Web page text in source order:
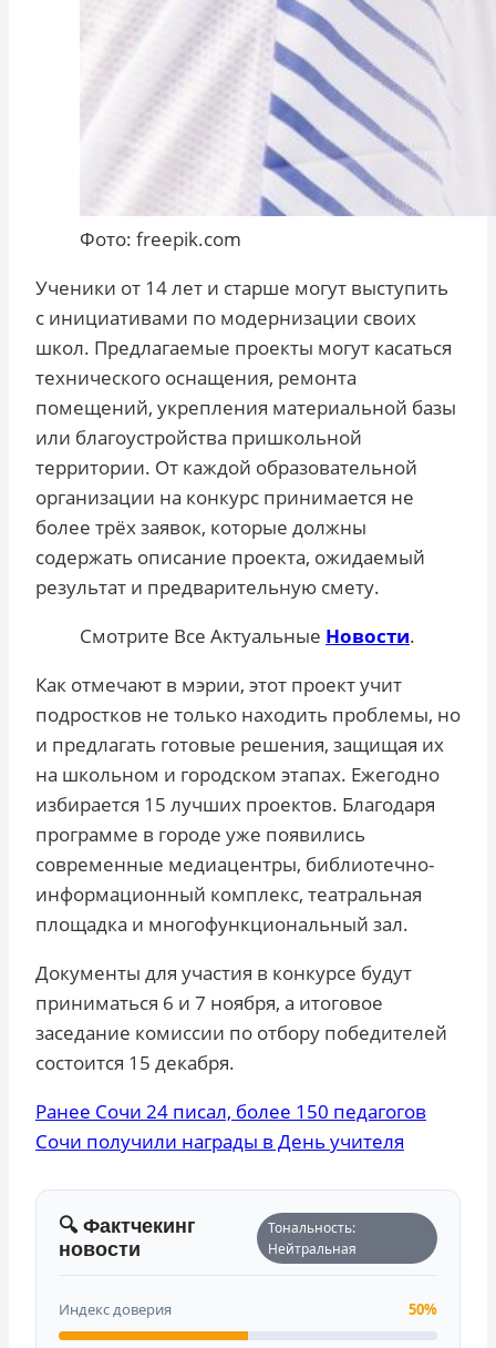
Фото: freepik.com
Ученики от 14 лет и старше могут выступить
с инициативами по модернизации своих
школ. Предлагаемые проекты могут касаться
технического оснащения, ремонта
помещений, укрепления материальной базы
или благоустройства пришкольной
территории. От каждой образовательной
организации на конкурс принимается не
более трёх заявок, которые должны
содержать описание проекта, ожидаемый
результат и предварительную смету.
Смотрите Все Актуальные Новости.
Как отмечают в мэрии, этот проект учит
подростков не только находить проблемы, но
и предлагать готовые решения, защищая их
на школьном и городском этапах. Ежегодно
избирается 15 лучших проектов. Благодаря
программе в городе уже появились
современные медиацентры, библиотечно-
информационный комплекс, театральная
площадка и многофункциональный зал.
Документы для участия в конкурсе будут
приниматься 6 и 7 ноября, а итоговое
заседание комиссии по отбору победителей
состоится 15 декабря.
Ранее Сочи 24 писал, более 150 педагогов
Сочи получили награды в День учителя
🔍 Фактчекинг
новости
Тональность:
Нейтральная
Индекс доверия 50%